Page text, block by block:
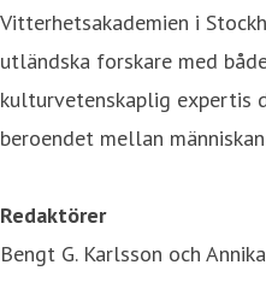
Vitterhetsakademien i
utländska forskare med
kulturvetenskaplig expertis
beroendet mellan
Redaktörer
Bengt G. Karlsson och